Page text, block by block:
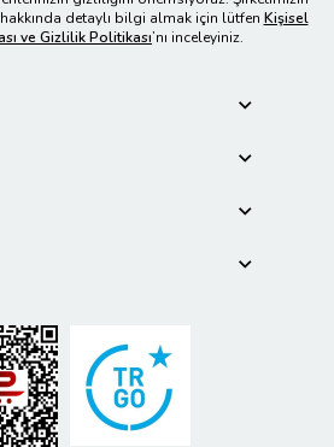
detaylı bilgi almak için lütfen Kişisel
ve Gizlilik Politikası’nı inceleyiniz.